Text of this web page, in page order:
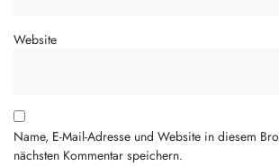
Website
Name, E-Mail-Adresse und Website in diesem
nächsten Kommentar speichern.